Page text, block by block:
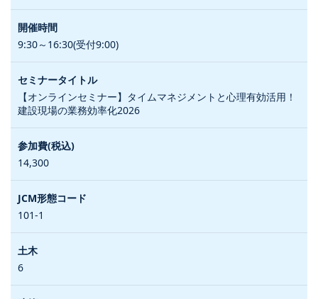
9:30～16:30(受付9:00)
【オンラインセミナー】タイムマネジメントと心理有効活用！
建設現場の業務効率化2026
14,300
101-1
6